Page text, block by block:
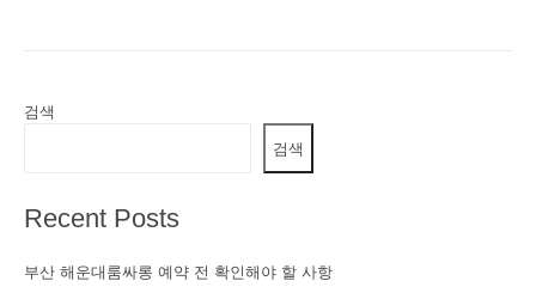
검색
검색
Recent Posts
부산 해운대룸싸롱 예약 전 확인해야 할 사항